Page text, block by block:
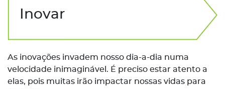
Inovar
As inovações invadem nosso dia-a-dia numa
velocidade inimaginável. É preciso estar atento a
elas, pois muitas irão impactar nossas vidas para